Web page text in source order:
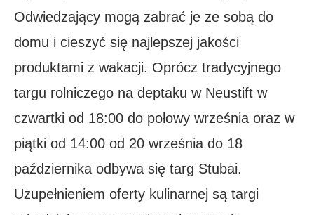
Odwiedzający mogą zabrać je ze sobą do
domu i cieszyć się najlepszej jakości
produktami z wakacji. Oprócz tradycyjnego
targu rolniczego na deptaku w Neustift w
czwartki od 18:00 do połowy września oraz w
piątki od 14:00 od 20 września do 18
października odbywa się targ Stubai.
Uzupełnieniem oferty kulinarnej są targi